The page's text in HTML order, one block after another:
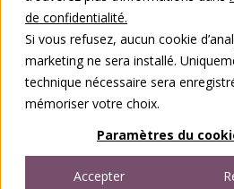
de confidentialité.
Si vous refusez, aucun cookie
marketing ne sera installé.
technique nécessaire sera
mémoriser votre choix.
Paramètres du
Accepter